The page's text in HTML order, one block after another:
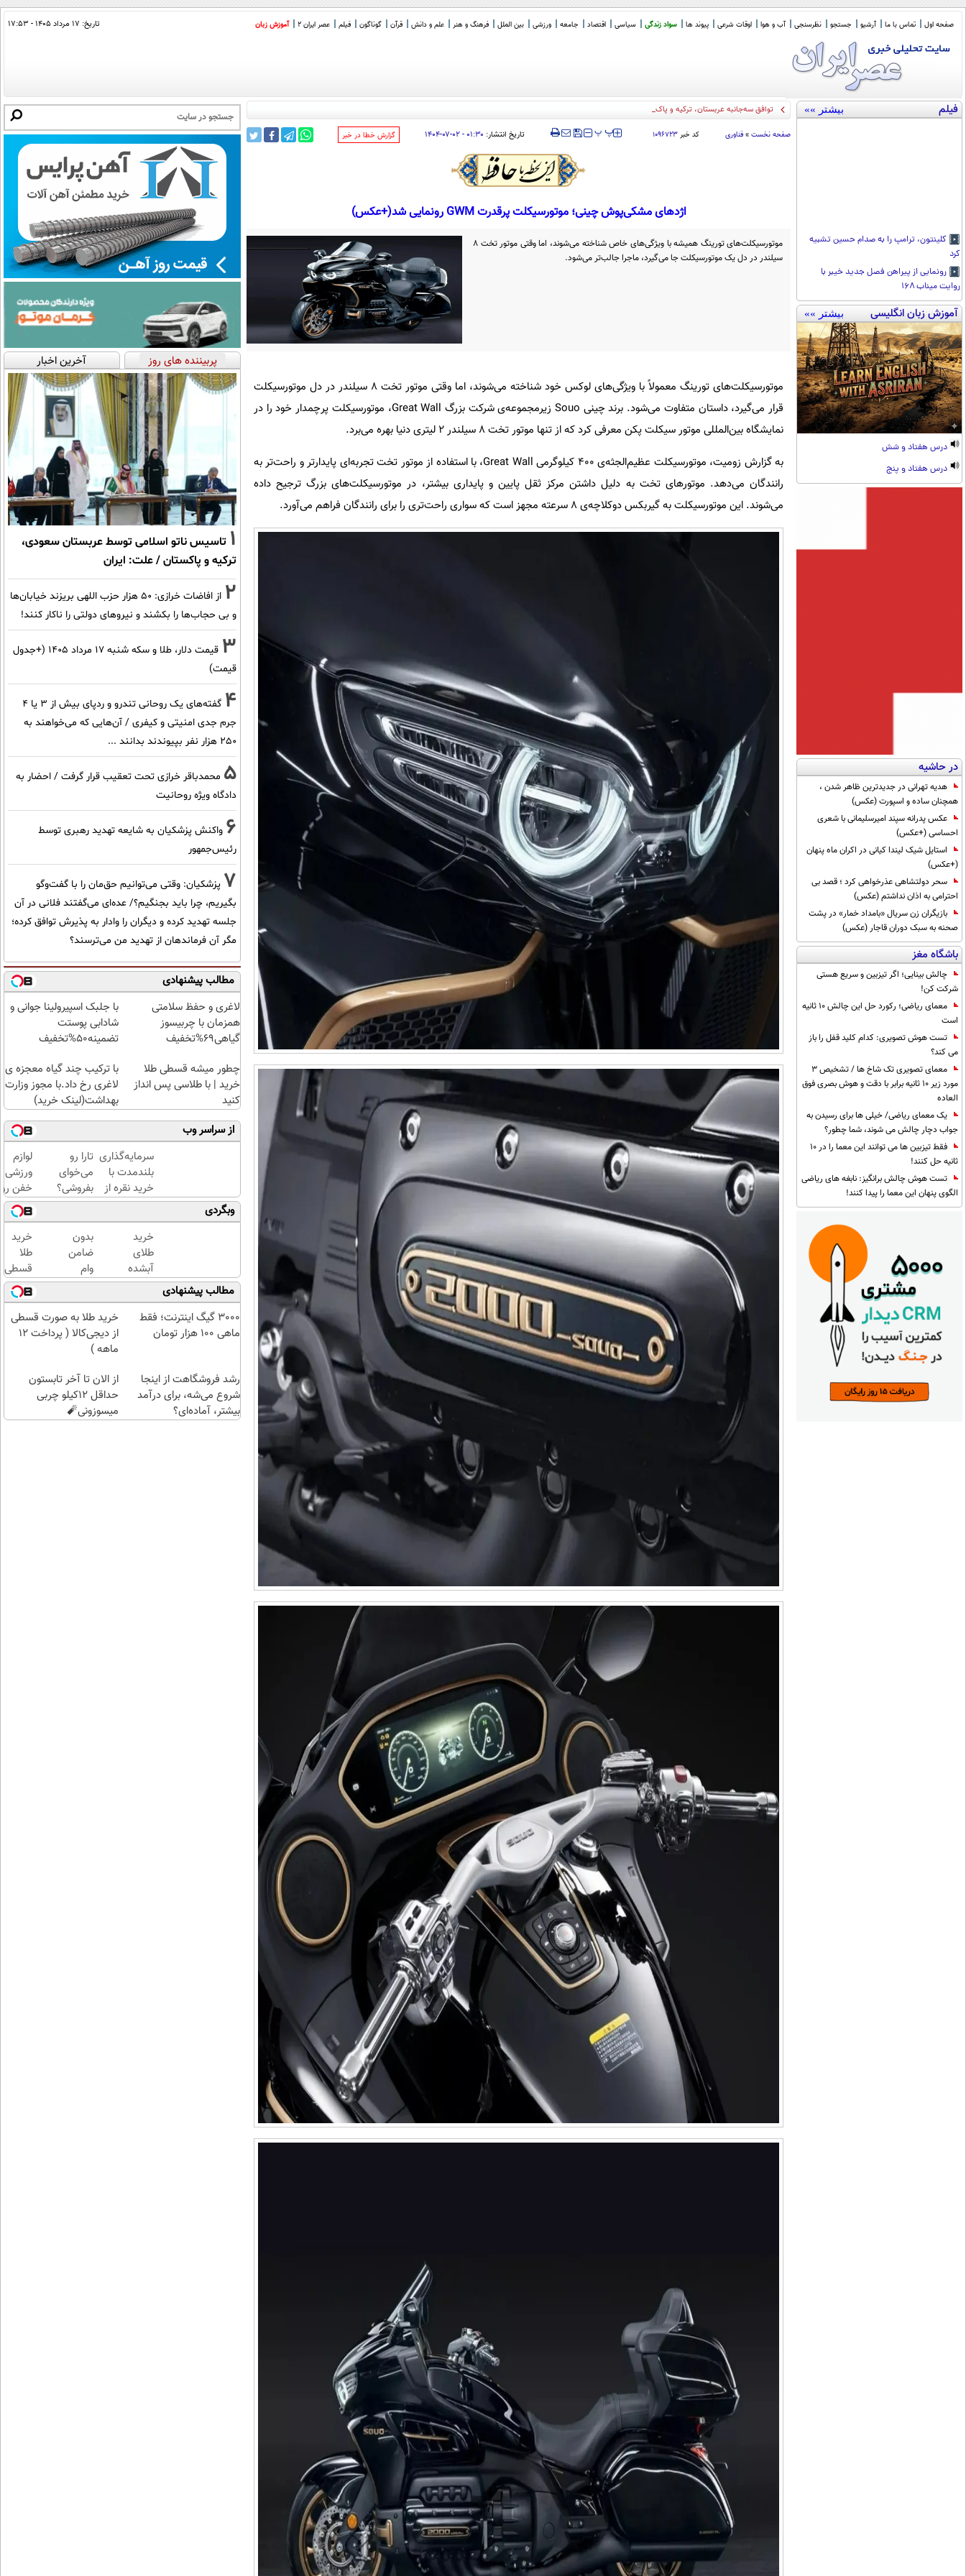
صفحه اول تماس با ما آرشیو جستجو نظرسنجی آب و هوا اوقات شرعی پیوند ها سواد زندگی سیاسی اقتصاد جامعه ورزشی بین الملل فرهنگ و هنر علم و دانش قرآن گوناگون فیلم عصر ایران 2 آموزش زبان تاریخ: ۱۷ مرداد ۱۴۰۵ - ۱۷:۵۳
فیلم بیشتر »»
کلینتون، ترامپ را به صدام حسین تشبیه
کرد
رونمایی از پیراهن فصل جدید خیبر با
روایت میناب ۱۶۸
آموزش زبان انگلیسی بیشتر »»
درس هفتاد و شش
درس هفتاد و پنج
در حاشیه
هدیه تهرانی در جدیدترین ظاهر شدن ،
همچنان ساده و اسپورت (عکس)
عکس پدرانه سپند امیرسلیمانی با شعری
احساسی (+عکس)
استایل شیک لیندا کیانی در اکران ماه پنهان
(+عکس)
سحر دولتشاهی عذرخواهی کرد ؛ قصد بی
احترامی به اذان نداشتم (عکس)
بازیگران زن سریال «بامداد خمار» در پشت
صحنه به سبک دوران قاجار (عکس)
باشگاه مغز
چالش بینایی؛ اگر تیزبین و سریع هستی
شرکت کن!
معمای ریاضی؛ رکورد حل این چالش 10 ثانیه
است
تست هوش تصویری: کدام کلید قفل را باز
می کند؟
معمای تصویری تک شاخ ها / تشخیص 3
مورد زیر 10 ثانیه برابر با دقت و هوش بصری فوق
العاده
یک معمای ریاضی/ خیلی ها برای رسیدن به
جواب دچار چالش می شوند، شما چطور؟
فقط تیزبین ها می توانند این معما را در 10
ثانیه حل کنند!
تست هوش چالش برانگیز: نابغه های ریاضی
الگوی پنهان این معما را پیدا کنند!
توافق سه‌جانبه عربستان، ترکیه و پاکستان؛ مساله فقط ایران نیست!
صفحه نخست » فناوری کد خبر۱۰۹۶۷۲۳ ‍‍‍ پپ تاریخ انتشار: ۰۱:۳۰ - ۰۲-۰۷-۱۴۰۴ ‌گزارش خطا در خبر
اژدهای مشکی‌پوش چینی؛ موتورسیکلت پرقدرت GWM رونمایی شد(+عکس)
موتورسیکلت‌های تورینگ همیشه با ویژگی‌های خاص شناخته می‌شوند، اما وقتی موتور تخت ۸
سیلندر در دل یک موتورسیکلت جا می‌گیرد، ماجرا جالب‌تر می‌شود.
موتورسیکلت‌های تورینگ معمولاً با ویژگی‌های لوکس خود شناخته می‌شوند، اما وقتی موتور تخت ۸ سیلندر در دل موتورسیکلت
قرار می‌گیرد، داستان متفاوت می‌شود. برند چینی Souo زیرمجموعه‌ی شرکت بزرگ Great Wall، موتورسیکلت پرچمدار خود را در
نمایشگاه بین‌المللی موتور سیکلت پکن معرفی کرد که از تنها موتور تخت ۸ سیلندر ۲ لیتری دنیا بهره می‌برد.
به گزارش زومیت، موتورسیکلت عظیم‌الجثه‌ی ۴۰۰ کیلوگرمی Great Wall، با استفاده از موتور تخت تجربه‌ای پایدارتر و راحت‌تر به
رانندگان می‌دهد. موتورهای تخت به دلیل داشتن مرکز ثقل پایین و پایداری بیشتر، در موتورسیکلت‌های بزرگ ترجیح داده
می‌شوند. این موتورسیکلت به گیربکس دوکلاچه‌ی ۸ سرعته مجهز است که سواری راحت‌تری را برای رانندگان فراهم می‌آورد.
پربیننده های روز آخرین اخبار
1 تاسیس ناتو اسلامی توسط عربستان سعودی،
ترکیه و پاکستان / علت: ایران
2
از افاضات خرازی: ۵۰ هزار حزب اللهی بریزند خیابان‌ها
و بی حجاب‌ها را بکشند و نیرو‌های دولتی را ناکار کنند!
3
قیمت دلار، طلا و سکه شنبه ۱۷ مرداد ۱۴۰۵ (+جدول
قیمت)
4
گفته‌های یک روحانی تندرو و ردپای بیش از ۳ یا ۴
جرم جدی امنیتی و کیفری / آن‌هایی که می‌خواهند به
۲۵۰ هزار نفر بپیوندند بدانند ...
5 محمدباقر خرازی تحت تعقیب قرار گرفت / احضار به
دادگاه ویژه روحانیت
6 واکنش پزشکیان به شایعه تهدید رهبری توسط
رئیس‌جمهور
7 پزشکیان: وقتی می‌توانیم حق‌مان را با گفت‌وگو
بگیریم، چرا باید بجنگیم؟/ عده‌ای می‌گفتند فلانی در آن
جلسه تهدید کرده و دیگران را وادار به پذیرش توافق کرده؛
مگر آن فرماندهان از تهدید من می‌ترسند؟
مطالب پیشنهادی
لاغری و حفظ سلامتی
همزمان با چربیسوز
گیاهی69%تخفیف
با جلبک اسپیرولینا جوانی و
شادابی پوستت
تضمینه50%تخفیف
چطور میشه قسطی طلا
خرید | با طلاسی پس انداز
کنید
با ترکیب چند گیاه معجزه ی
لاغری رخ داد.با مجوز وزارت
بهداشت(لینک خرید)
از سراسر وب
سرمایه‌گذاری
بلندمدت با
خرید نقره از
دیجی‌کالا
تارا رو
می‌خوای
بفروشی؟
با
خودرو۴۵
یک‌روزه
بفروشش
لوازم
ورزشی
خفن رو
اقساطی
بخر!
وبگردی
خرید
طلای
آبشده
حتی با
۱۰۰هزارتومان
بدون
ضامن
وام
بگیر،
طلا
بخر
😍
خرید
طلا
قسطی
مطالب پیشنهادی
3000 گیگ اینترنت؛ فقط
ماهی 100 هزار تومان
خرید طلا به صورت قسطی
از دیجی‌کالا ( پرداخت 12
ماهه )
رشد فروشگاهت از اینجا
شروع می‌شه، برای درآمد
بیشتر، آماده‌ای؟
از الان تا آخر تابستون
حداقل 12کیلو چربی
میسوزونی🧨